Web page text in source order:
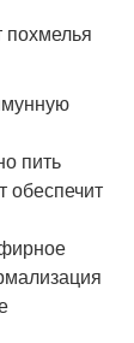
похмелья
пить
обеспечит